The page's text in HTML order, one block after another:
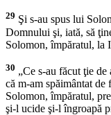
29 Şi s-au spus lui
Domnului şi, iată, să
Solomon, împăratul, la
30 „Ce s-au făcut ţie
că m-am spăimântat
Solomon, împăratul,
şi-l ucide şi-l îngroapă